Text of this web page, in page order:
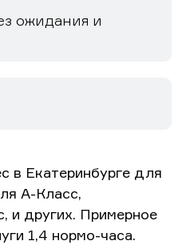
ожидания и
в Екатеринбурге для
А-Класс,
и других. Примерное
1,4 нормо-часа.